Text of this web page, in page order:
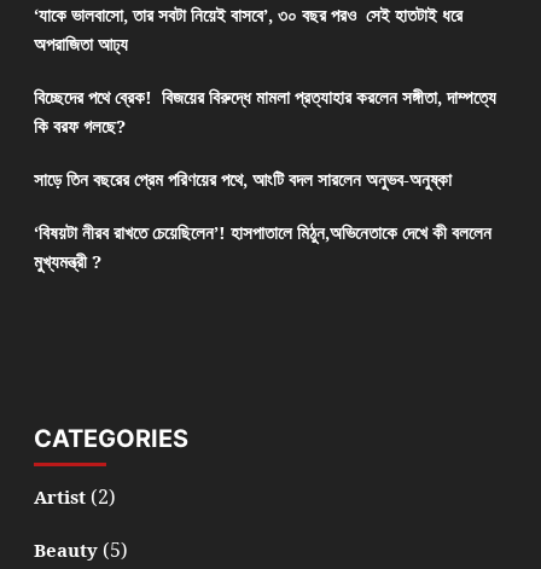
‘যাকে ভালবাসো, তার সবটা নিয়েই বাসবে’, ৩০ বছর পরও সেই হাতটাই ধরে
অপরাজিতা আঢ্য
বিচ্ছেদের পথে ব্রেক! বিজয়ের বিরুদ্ধে মামলা প্রত্যাহার করলেন সঙ্গীতা, দাম্পত্যে
কি বরফ গলছে?
সাড়ে তিন বছরের প্রেম পরিণয়ের পথে, আংটি বদল সারলেন অনুভব-অনুষ্কা
‘বিষয়টা নীরব রাখতে চেয়েছিলেন’! হাসপাতালে মিঠুন,অভিনেতাকে দেখে কী বললেন
মুখ্যমন্ত্রী ?
CATEGORIES
Artist(2)
Beauty(5)